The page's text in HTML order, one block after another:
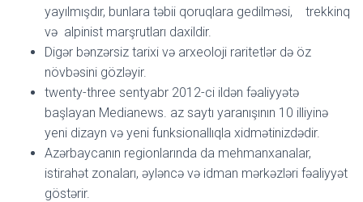
yayılmışdır, bunlara təbii qoruqlara gedilməsi, trekkinq
və alpinist marşrutları daxildir.
Digər bənzərsiz tarixi və arxeoloji raritetlər də öz
növbəsini gözləyir.
twenty-three sentyabr 2012-ci ildən fəaliyyətə
başlayan Medianews. az saytı yaranışının 10 illiyinə
yeni dizayn və yeni funksionallıqla xidmətinizdədir.
Azərbaycanın regionlarında da mehmanxanalar,
istirahət zonaları, əyləncə və idman mərkəzləri fəaliyyət
göstərir.